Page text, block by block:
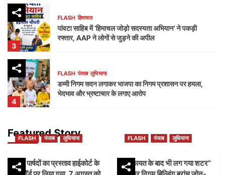
3
FLASH हिमाचल
पांवटा साहिब में ‘हिमाचल जोड़ो सदस्यता अभियान’ ने पकड़ी
रफ्तार, AAP ने लोगों से जुड़ने की अपील
4
FLASH पंजाब लुधियाना
डम्मी निगम सदन लगाकर भाजपा का निगम प्रशासन पर हमला,
भेदभाव और भ्रष्टाचार के लगाए आरोप
5
FLASH
नक्शा भी आया सामने” | ब्लॉक-37 में 2000 गज की कथित
Featured Story
FLASH पंजाब लुधियाना
45 पार्षदों का प्रस्ताव हाईकोर्ट के
FLASH पंजाब लुधियाना
शिकायत के बाद भी लग गया शटर”